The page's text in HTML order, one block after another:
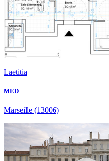
Laetitia
MED
Marseille (13006)